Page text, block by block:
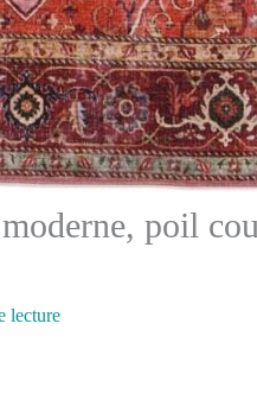
poil
lecture